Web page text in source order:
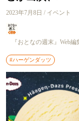
2023年7月8日 / イベント
『おとなの週末』Web編
#ハーゲンダッツ